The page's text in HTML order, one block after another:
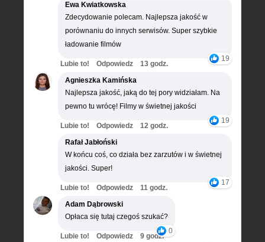
Ewa Kwiatkowska
Zdecydowanie polecam. Najlepsza jakość w
porównaniu do innych serwisów. Super szybkie
ładowanie filmów
19
Lubie to! Odpowiedz
13 godz.
Agnieszka Kamińska
Najlepsza jakość, jaką do tej pory widziałam. Na
pewno tu wrócę! Filmy w świetnej jakości
19
Lubie to! Odpowiedz
12 godz.
Rafał Jabłoński
W końcu coś, co działa bez zarzutów i w świetnej
jakości. Super!
17
Lubie to! Odpowiedz
11 godz.
Adam Dąbrowski
Opłaca się tutaj czegoś szukać?
0
Lubie to! Odpowiedz
9 godz.